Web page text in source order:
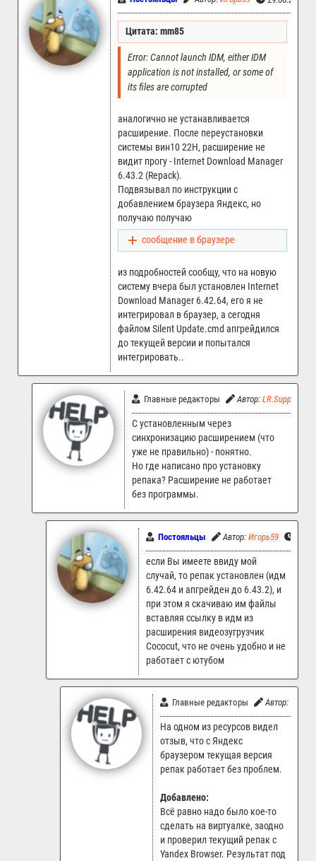
Цитата: mm85
Error: Cannot launch IDM, either IDM
application is not installed, or some of
its files are corrupted
аналогично не устанавливается
расширение. После переустановки
системы вин10 22Н, расширение не
видит прогу - Internet Download Manager
6.43.2 (Repack).
Подвязывал по инструкции с
добавлением браузера Яндекс, но
получаю получаю
сообщение в браузере
из подробностей сообщу, что на новую
систему вчера был установлен Internet
Download Manager 6.42.64, его я не
интегрировал в браузер, а сегодня
файлом Silent Update.cmd апгрейдился
до текущей версии и попытался
интегрировать..
Главные редакторы Автор: LR.Support
С установленным через
синхронизацию расширением (что
уже не правильно) - понятно.
Но где написано про установку
репака? Расширение не работает
без программы.
Постояльцы Автор: Игорь59
если Вы имеете ввиду мой
случай, то репак установлен (идм
6.42.64 и апгрейден до 6.43.2), и
при этом я скачиваю им файлы
вставляя ссылку в идм из
расширения видеозугрузчик
Cococut, что не очень удобно и не
работает с ютубом
Главные редакторы Автор:
На одном из ресурсов видел
отзыв, что с Яндекс
браузером текущая версия
репак работает без проблем.
Добавлено:
Всё равно надо было кое-то
сделать на виртуалке, заодно
и проверил текущий репак с
Yandex Browser. Результат под